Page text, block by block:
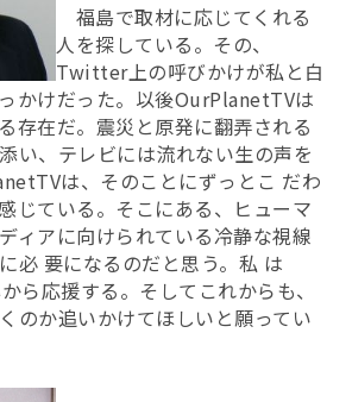
福島で取材に応じてくれる
人を探している。その、
Twitter上の呼びかけが私と白
かけだった。以後OurPlanetTVは
存在だ。震災と原発に翻弄される
い、テレビには流れない生の声を
は、そのことにずっとこ だわ
じている。そこにある、ヒューマ
ィアに向けられている冷静な視線
必 要になるのだと思う。私 は
ら応援する。そしてこれからも、
のか追いかけてほしいと願ってい